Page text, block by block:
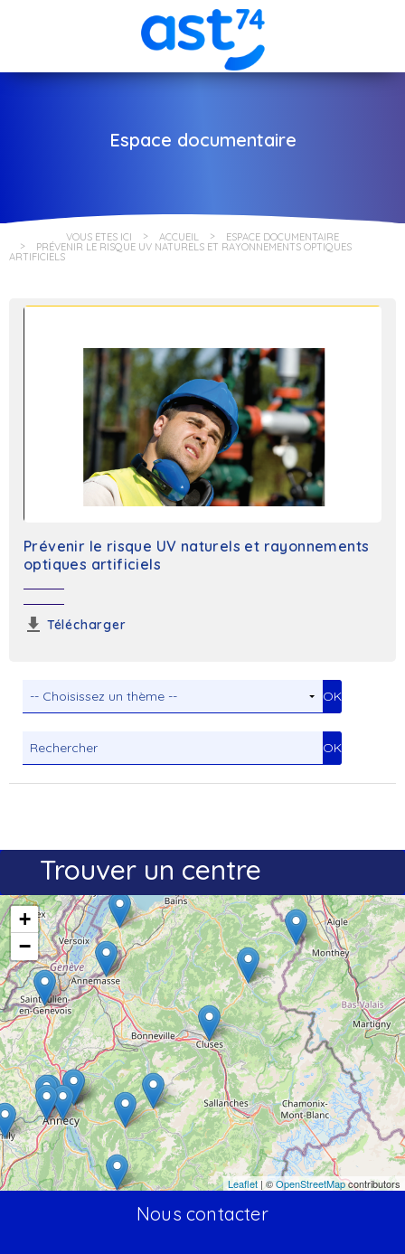
Espace documentaire
VOUS ÊTES ICI ACCUEIL ESPACE DOCUMENTAIRE
PRÉVENIR LE RISQUE UV NATURELS ET RAYONNEMENTS OPTIQUES
ARTIFICIELS
Prévenir le risque UV naturels et rayonnements
optiques artificiels
Télécharger
Trouver un centre
+
−
Leaflet | ©OpenStreetMapcontributors
Nous contacter